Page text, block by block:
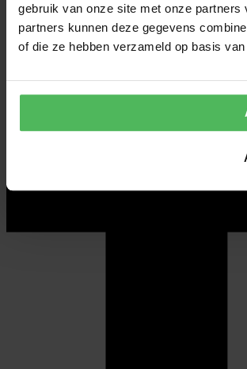
gebruik van onze site met onze
partners kunnen deze gegevens
of die ze hebben verzameld op basis